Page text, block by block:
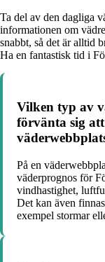
Ta del av den dagliga
informationen om
snabbt, så det är alltid
Ha en fantastisk tid i
Vilken typ av
förvänta sig
På en
väderprognos för
vindhastighet,
Det kan även
exempel stormar